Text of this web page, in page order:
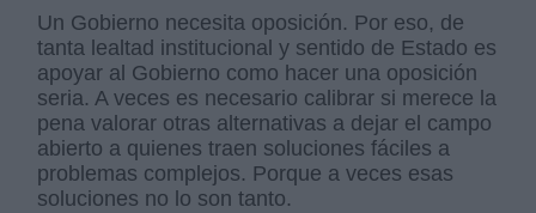
Un Gobierno necesita oposición. Por eso, de
tanta lealtad institucional y sentido de Estado es
apoyar al Gobierno como hacer una oposición
seria. A veces es necesario calibrar si merece la
pena valorar otras alternativas a dejar el campo
abierto a quienes traen soluciones fáciles a
problemas complejos. Porque a veces esas
soluciones no lo son tanto.